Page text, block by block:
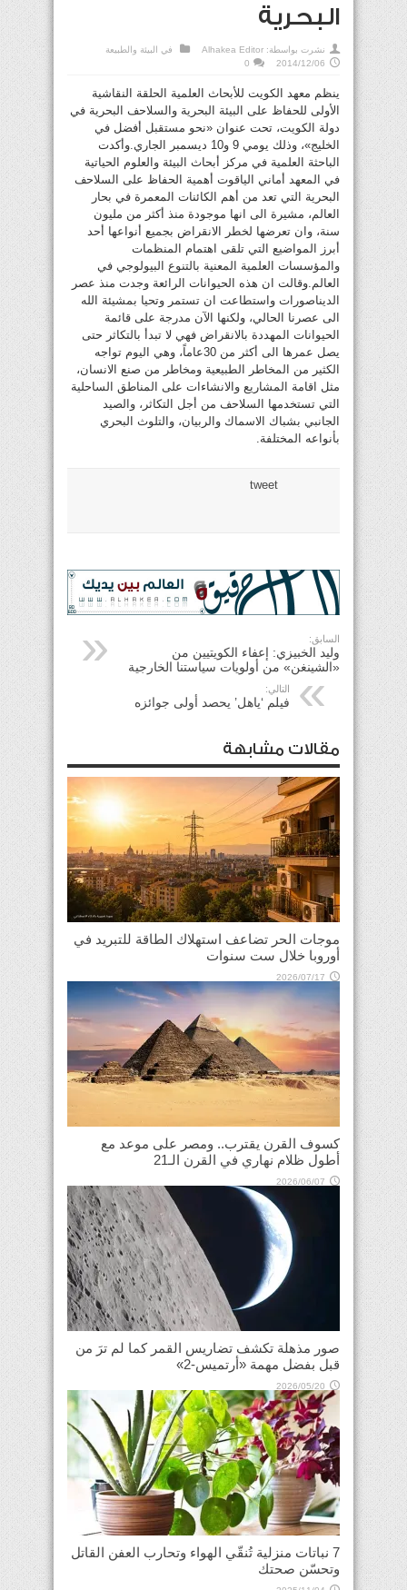
البحرية
نشرت بواسطة: Alhakea Editor في البيئة والطبيعة
2014/12/06
0
ينظم معهد الكويت للأبحاث العلمية الحلقة النقاشية
الأولى للحفاظ على البيئة البحرية والسلاحف البحرية في
دولة الكويت، تحت عنوان «نحو مستقبل أفضل في
الخليج»، وذلك يومي 9 و10 ديسمبر الجاري.وأكدت
الباحثة العلمية في مركز أبحاث البيئة والعلوم الحياتية
في المعهد أماني الياقوت أهمية الحفاظ على السلاحف
البحرية التي تعد من أهم الكائنات المعمرة في بحار
العالم، مشيرة الى انها موجودة منذ أكثر من مليون
سنة، وان تعرضها لخطر الانقراض بجميع أنواعها أحد
أبرز المواضيع التي تلقى اهتمام المنظمات
والمؤسسات العلمية المعنية بالتنوع البيولوجي في
العالم.وقالت ان هذه الحيوانات الرائعة وجدت منذ عصر
الديناصورات واستطاعت ان تستمر وتحيا بمشيئة الله
الى عصرنا الحالي، ولكنها الآن مدرجة على قائمة
الحيوانات المهددة بالانقراض فهي لا تبدأ بالتكاثر حتى
يصل عمرها الى أكثر من 30عاماً، وهي اليوم تواجه
الكثير من المخاطر الطبيعية ومخاطر من صنع الانسان،
مثل اقامة المشاريع والانشاءات على المناطق الساحلية
التي تستخدمها السلاحف من أجل التكاثر، والصيد
الجانبي بشباك الاسماك والربيان، والتلوث البحري
بأنواعه المختلفة.
tweet
السابق:
وليد الخبيزي: إعفاء الكويتيين من
«الشينغن» من أولويات سياستنا الخارجية
التالي:
فيلم ‘ياهل’ يحصد أولى جوائزه
مقالات مشابهة
موجات الحر تضاعف استهلاك الطاقة للتبريد في
أوروبا خلال ست سنوات
2026/07/17
كسوف القرن يقترب.. ومصر على موعد مع
أطول ظلام نهاري في القرن الـ21
2026/06/07
صور مذهلة تكشف تضاريس القمر كما لم ترَ من
قبل بفضل مهمة «أرتميس-2»
2026/05/20
7 نباتات منزلية تُنقّي الهواء وتحارب العفن القاتل
وتحسّن صحتك